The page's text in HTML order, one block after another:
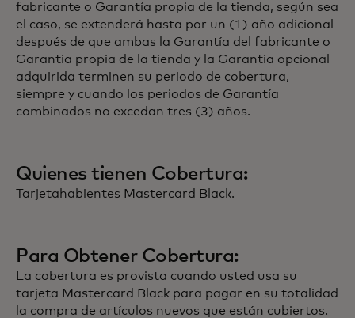
fabricante o Garantía propia de la tienda, según sea
el caso, se extenderá hasta por un (1) año adicional
después de que ambas la Garantía del fabricante o
Garantía propia de la tienda y la Garantía opcional
adquirida terminen su periodo de cobertura,
siempre y cuando los periodos de Garantía
combinados no excedan tres (3) años.
Quienes tienen Cobertura:
Tarjetahabientes Mastercard Black.
Para Obtener Cobertura:
La cobertura es provista cuando usted usa su
tarjeta Mastercard Black para pagar en su totalidad
la compra de artículos nuevos que están cubiertos.